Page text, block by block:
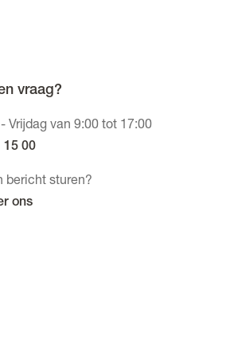
vraag?
Vrijdag van 9:00 tot 17:00
15 00
bericht sturen?
ons